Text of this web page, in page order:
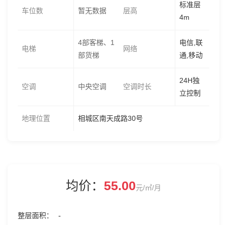
车位数 暂无数据 层高
标准层
4m
电梯
4部客梯、1
部货梯
网络
电信,联
通,移动
空调 中央空调 空调时长
24H独
立控制
地理位置 相城区南天成路30号
均价： 55.00元/㎡/月
整层面积 -